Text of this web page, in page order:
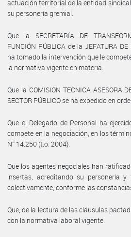
actuación territorial de la entidad
su personería gremial.
Que la SECRETARÍA DE
FUNCIÓN PÚBLICA de la JEFATURA
ha tomado la intervención que le
la normativa vigente en materia.
Que la COMISION TECNICA ASESORA
SECTOR PÚBLICO se ha expedido en
Que el Delegado de Personal ha
compete en la negociación, en los
N° 14.250 (t.o. 2004).
Que los agentes negociales han
insertas, acreditando su personería
colectivamente, conforme las
Que, de la lectura de las cláusulas
con la normativa laboral vigente.